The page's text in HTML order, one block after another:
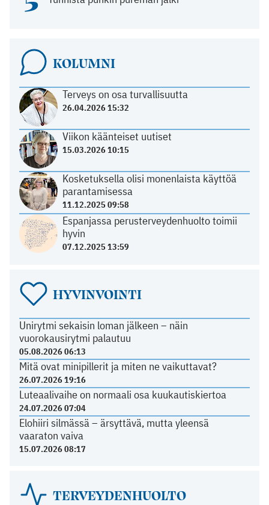
KOLUMNI
Terveys on osa turvallisuutta
26.04.2026 15:32
Viikon käänteiset uutiset
15.03.2026 10:15
Kosketuksella olisi monenlaista käyttöä
parantamisessa
11.12.2025 09:58
Espanjassa perusterveydenhuolto toimii
hyvin
07.12.2025 13:59
HYVINVOINTI
Unirytmi sekaisin loman jälkeen – näin
vuorokausirytmi palautuu
05.08.2026 06:13
Mitä ovat minipillerit ja miten ne vaikuttavat?
26.07.2026 19:16
Luteaalivaihe on normaali osa kuukautiskiertoa
24.07.2026 07:04
Elohiiri silmässä – ärsyttävä, mutta yleensä
vaaraton vaiva
15.07.2026 08:17
TERVEYDENHUOLTO